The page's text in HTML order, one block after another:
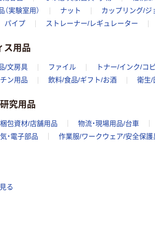
実験室用）
ナット カップリング/ジ
パイプ ストレーナー/レギュレーター
ス用品
/文房具 ファイル トナー/インク/コ
ン用品
飲料/食品/ギフト/お酒 衛生/
究用品
包資材/店舗用品 物流・現場用品/台車
・電子部品
作業服/ワークウェア/安全保護
る